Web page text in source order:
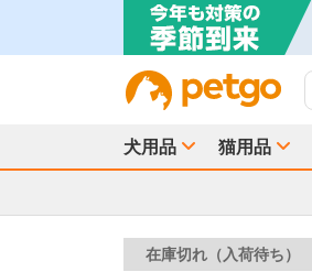
犬用品 猫用品
在庫切れ（入荷待ち）